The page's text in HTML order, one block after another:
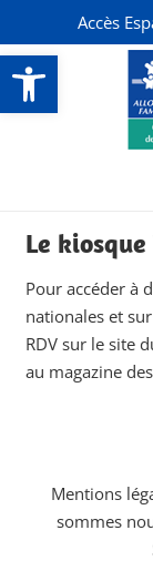
Ouvrir la barre d’outils
Accès
Le
Pour accéder à
nationales et
RDV sur le site
au magazine
Mentions
sommes